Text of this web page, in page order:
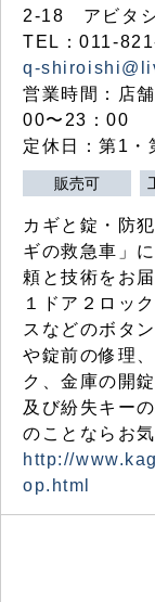
2-18 アビタ
TEL：011-
q-
営業時間：店
00〜23：00
定休日：第1
販売可
カギと錠・防
ギの救急車」
頼と技術をお
１ドア２ロッ
スなどのボタ
や錠前の修理
ク、金庫の開
及び紛失キー
のことならお
http://
op.html